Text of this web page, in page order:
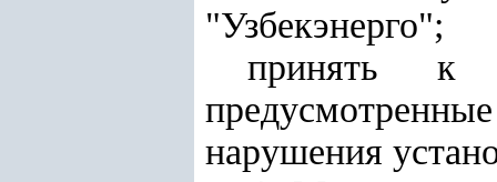
"Узбекэнерго";
принять к
нарушения